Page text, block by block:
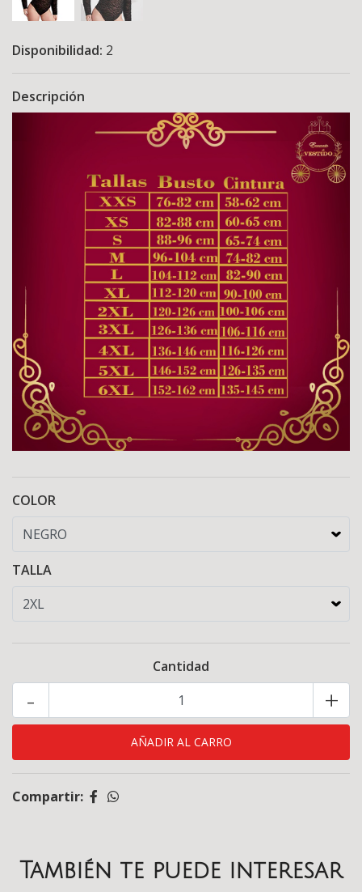
Disponibilidad: 2
Descripción
COLOR
TALLA
Cantidad
+
-
Compartir:
También te puede interesar